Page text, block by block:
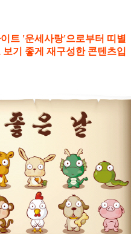
트 '운세사랑'으로부터 띠별
기 좋게 재구성한 콘텐츠입